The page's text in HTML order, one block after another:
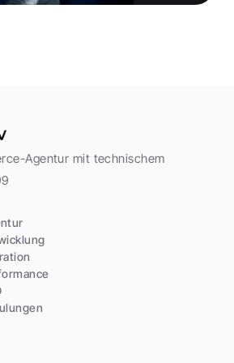
Agentur mit technischem